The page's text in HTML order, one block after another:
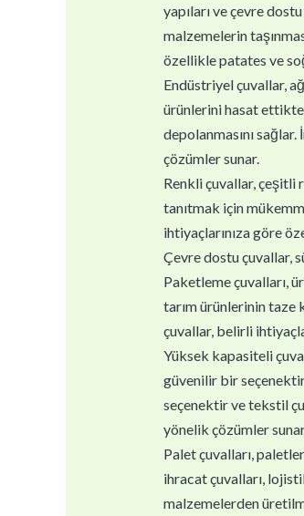
yapıları ve çevre
malzemelerin
özellikle patates ve
Endüstriyel çuvallar,
ürünlerini hasat
depolanmasını
çözümler sunar.
Renkli çuvallar, çeşitli
tanıtmak için
ihtiyaçlarınıza göre
Çevre dostu çuvallar,
Paketleme çuvalları,
tarım ürünlerinin taze
çuvallar, belirli
Yüksek kapasiteli
güvenilir bir
seçenektir ve tekstil
yönelik çözümler
Palet çuvalları,
ihracat çuvalları,
malzemelerden